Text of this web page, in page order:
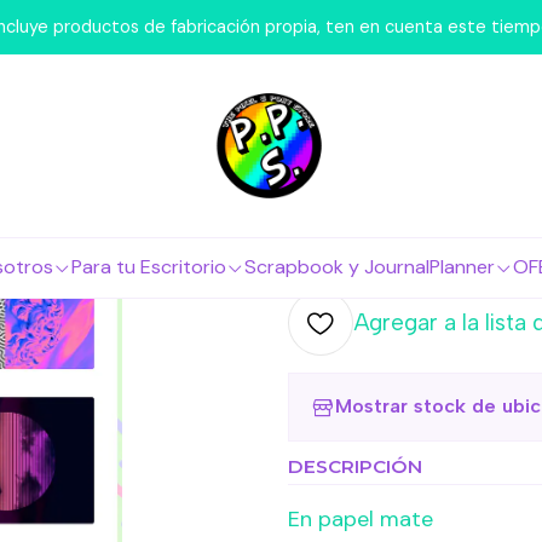
Para tu Escritorio Scrapbook y JournalPlanner
productos de fabricación propia, ten en cuenta este
Nosotros Láminas de Stickers Boxes Lámina de Stickers
|
Lámina de
Aesthetic
Cantidad
Agregar a la lista
Mostrar stock de
DESCRIPCIÓN
En papel mate